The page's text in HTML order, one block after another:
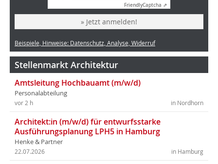
FriendlyCaptcha ⇗
» Jetzt anmelden!
Beispiele, Hinweise: Datenschutz, Analyse, Widerruf
Stellenmarkt Architektur
Amtsleitung Hochbauamt (m/w/d)
Personalabteilung
in Nordhorn
vor 2 h
Architekt:in (m/w/d) für entwurfsstarke
Ausführungsplanung LPH5 in Hamburg
Henke & Partner
in Hamburg
22.07.2026